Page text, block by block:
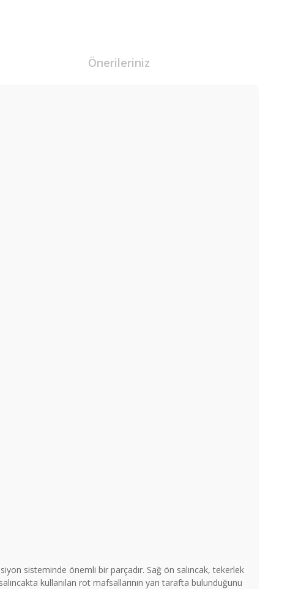
Önerileriniz
sisteminde önemli bir parçadır. Sağ ön salıncak, tekerlek
kullanılan rot mafsallarının yan tarafta bulunduğunu